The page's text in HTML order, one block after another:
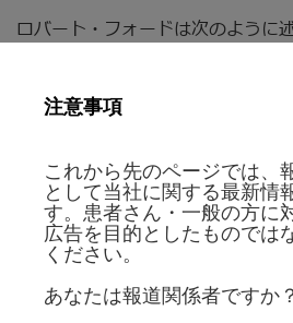
ロバート・フォードは次のように
の科学や医薬そして技術の行方、
うアボットが強みとする点につい
ていけることを楽しみにしていま
マイルス・ホワイトは、1998年に
営責任者（CEO）に指名されまし
度となる戦略的な変革を推進し、
ド・メディカル社やAlere社の買収
注意事項
これから先のページでは、
として当社に関する最新情
す。患者さん・一般の方に
広告を目的としたものでは
ください。
あなたは報道関係者ですか？